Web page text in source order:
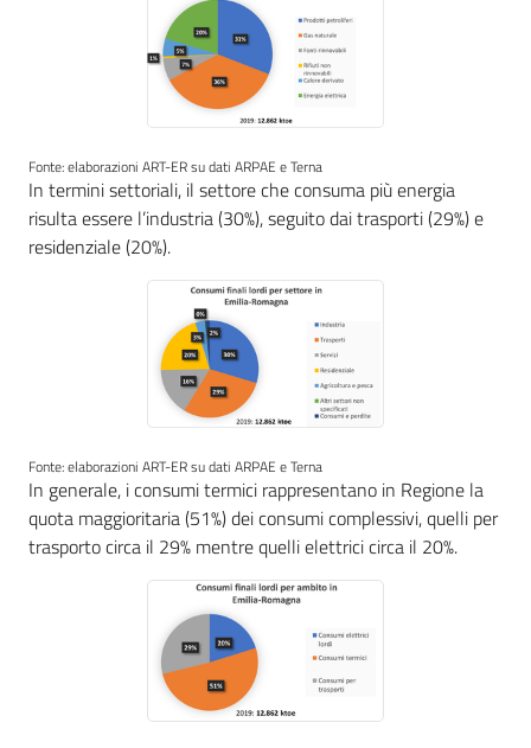
Energia
Novità
Servizi
Progetti
Fonte: elaborazioni ART-ER su dati ARPAE e Terna
In termini settoriali, il settore che consuma più energia
risulta essere l’industria (30%), seguito dai trasporti (29%) e
residenziale (20%).
Fonte: elaborazioni ART-ER su dati ARPAE e Terna
In generale, i consumi termici rappresentano in Regione la
quota maggioritaria (51%) dei consumi complessivi, quelli per
trasporto circa il 29% mentre quelli elettrici circa il 20%.